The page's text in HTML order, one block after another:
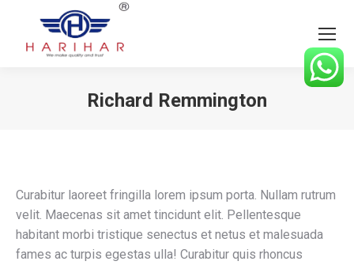
Richard Remmington
Curabitur laoreet fringilla lorem ipsum porta. Nullam rutrum
velit. Maecenas sit amet tincidunt elit. Pellentesque
habitant morbi tristique senectus et netus et malesuada
fames ac turpis egestas ulla! Curabitur quis rhoncus